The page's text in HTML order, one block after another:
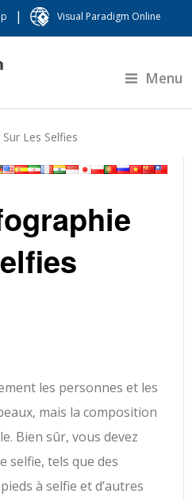
| Visual Paradigm Online
Menu
Les Selfies
les personnes et les
mais la composition
Bien sûr, vous devez
selfie, tels que des
à selfie et d’autres